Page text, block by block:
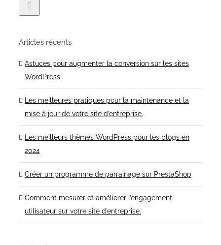
Articles récents
Astuces pour augmenter la conversion sur les sites
WordPress
Les meilleures pratiques pour la maintenance et la
mise à jour de votre site d’entreprise.
Les meilleurs thèmes WordPress pour les blogs en
2024
Créer un programme de parrainage sur PrestaShop
Comment mesurer et améliorer l’engagement
utilisateur sur votre site d’entreprise.